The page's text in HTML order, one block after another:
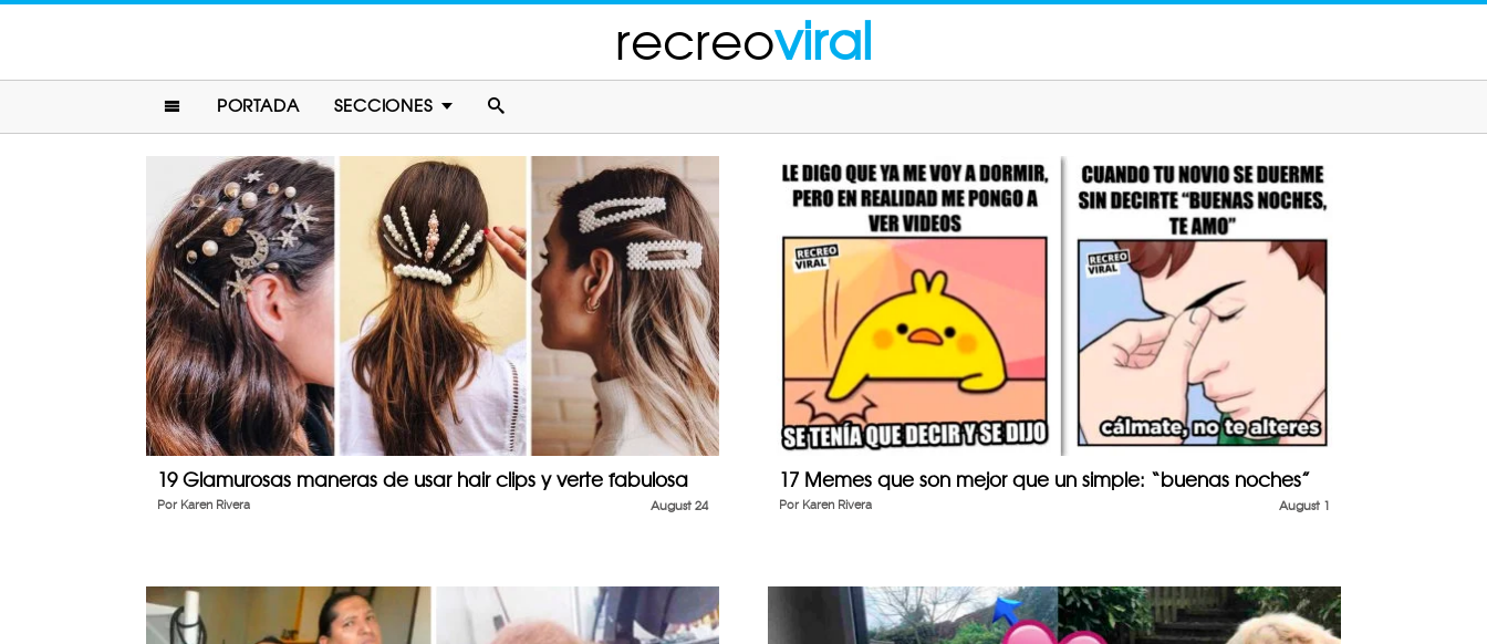
recreoviral
PORTADA SECCIONES
19 Glamurosas maneras de usar hair clips y verte fabulosa
August 24
Por Karen Rivera
17 Memes que son mejor que un simple: “buenas noches”
August 1
Por Karen Rivera